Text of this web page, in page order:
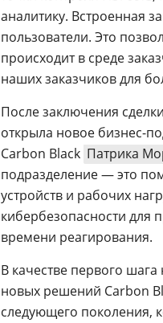
аналитику. Встроенная
пользователи. Это
происходит в среде
наших заказчиков для
После заключения
открыла новое бизнес-
Carbon Black Патрика
подразделение — это
устройств и рабочих
кибербезопасности для
времени реагирования.
В качестве первого
новых решений Carbon
следующего поколения,